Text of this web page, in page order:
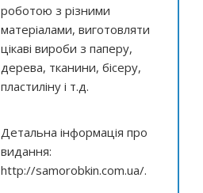
роботою з різними
матеріалами, виготовляти
цікаві вироби з паперу,
дерева, тканини, бісеру,
пластиліну і т.д.
Детальна інформація про
видання:
http://samorobkin.com.ua/.